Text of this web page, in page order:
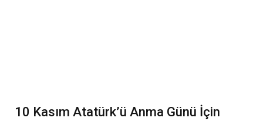
10 Kasım Atatürk’ü Anma Günü İçin